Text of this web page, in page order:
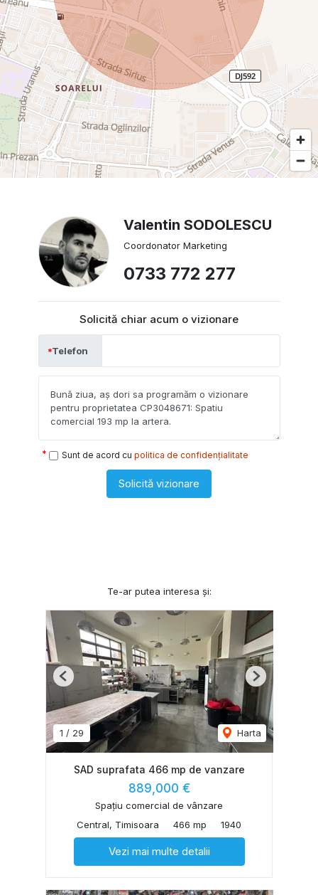
Valentin SODOLESCU
Coordonator Marketing
0733 772 277
Solicită chiar acum o vizionare
Telefon
Sunt de acord cu politica de confidențialitate
Solicită vizionare
Te-ar putea interesa și:
1 / 29 Harta
Previous Next
SAD suprafata 466 mp de vanzare
889,000 €
Spațiu comercial de vânzare
Central, Timisoara
466 mp 1940
Vezi mai multe detalii